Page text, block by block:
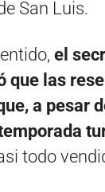
San Luis.
el
que las
a pesar
todo